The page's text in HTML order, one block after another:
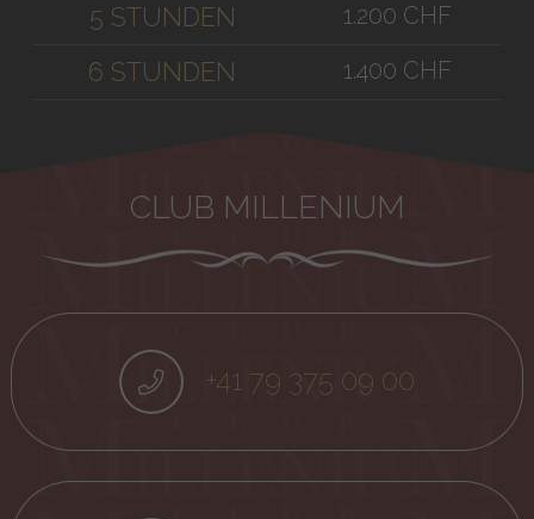
5 STUNDEN 1.200 CHF
6 STUNDEN 1.400 CHF
CLUB MILLENIUM
+41 79 375 09 00